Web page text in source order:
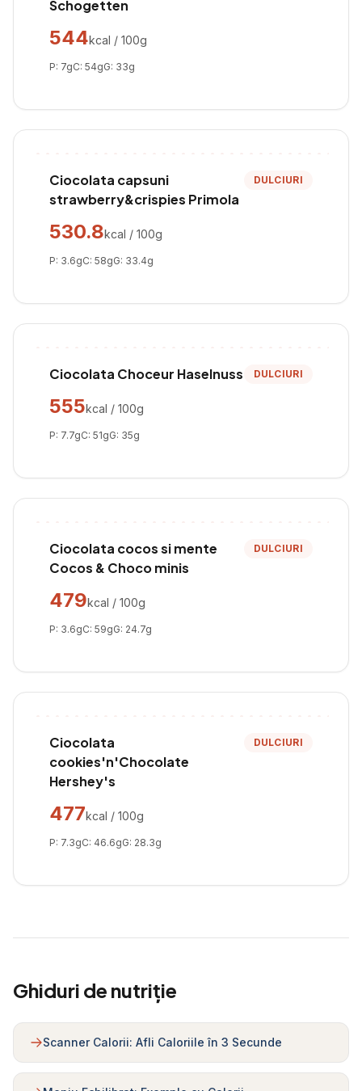
Schogetten
544kcal / 100g
P: 7gC: 54gG: 33g
Ciocolata capsuni
strawberry&crispies Primola
DULCIURI
530.8kcal / 100g
P: 3.6gC: 58gG: 33.4g
Ciocolata Choceur Haselnuss DULCIURI
555kcal / 100g
P: 7.7gC: 51gG: 35g
Ciocolata cocos si mente
Cocos & Choco minis
DULCIURI
479kcal / 100g
P: 3.6gC: 59gG: 24.7g
Ciocolata
cookies'n'Chocolate
Hershey's
DULCIURI
477kcal / 100g
P: 7.3gC: 46.6gG: 28.3g
Ghiduri de nutriție
Scanner Calorii: Afli Caloriile în 3 Secunde